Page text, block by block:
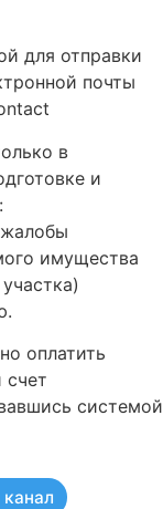
для отправки
почты
в
и
жалобы
имущества
оплатить
счет
системой